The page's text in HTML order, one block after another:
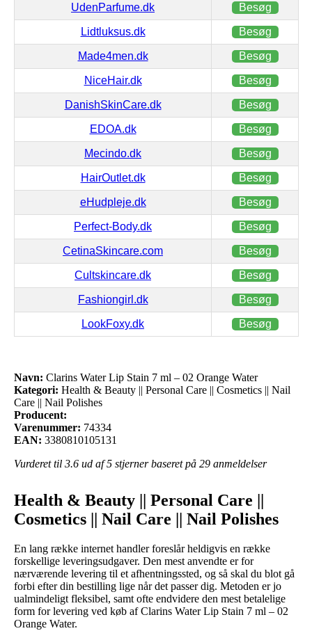
UdenParfume.dk Besøg
Lidtluksus.dk Besøg
Made4men.dk Besøg
NiceHair.dk Besøg
DanishSkinCare.dk Besøg
EDOA.dk Besøg
Mecindo.dk Besøg
HairOutlet.dk Besøg
eHudpleje.dk Besøg
Perfect-Body.dk Besøg
CetinaSkincare.com Besøg
Cultskincare.dk Besøg
Fashiongirl.dk Besøg
LookFoxy.dk Besøg
Navn: Clarins Water Lip Stain 7 ml – 02 Orange Water
Kategori: Health & Beauty || Personal Care || Cosmetics || Nail
Care || Nail Polishes
Producent:
Varenummer: 74334
EAN: 3380810105131
Vurderet til 3.6 ud af 5 stjerner baseret på 29 anmeldelser
Health & Beauty || Personal Care ||
Cosmetics || Nail Care || Nail Polishes
En lang række internet handler foreslår heldigvis en række
forskellige leveringsudgaver. Den mest anvendte er for
nærværende levering til et afhentningssted, og så skal du blot gå
forbi efter din bestilling lige når det passer dig. Metoden er jo
ualmindeligt fleksibel, samt ofte endvidere den mest betalelige
form for levering ved køb af Clarins Water Lip Stain 7 ml – 02
Orange Water.